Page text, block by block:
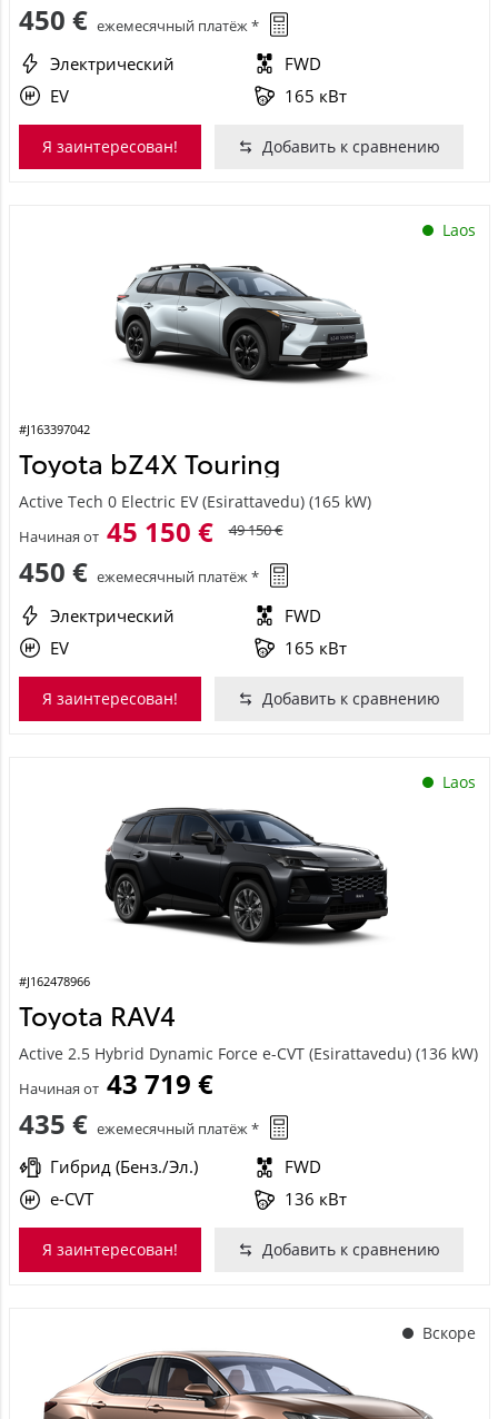
450 € ежемесячный платёж *
Электрический
FWD
EV
165 кВт
Я заинтересован! Добавить к сравнению
Laos
#J163397042
Toyota bZ4X Touring
Active Tech 0 Electric EV (Esirattavedu) (165 kW)
Начиная от 45 150 € 49 150 €
450 € ежемесячный платёж *
Электрический
FWD
EV
165 кВт
Я заинтересован! Добавить к сравнению
Laos
#J162478966
Toyota RAV4
Active 2.5 Hybrid Dynamic Force e-CVT (Esirattavedu) (136 kW)
Начиная от 43 719 €
435 € ежемесячный платёж *
Гибрид (Бенз./Эл.)
FWD
e-CVT
136 кВт
Я заинтересован! Добавить к сравнению
Вскоре